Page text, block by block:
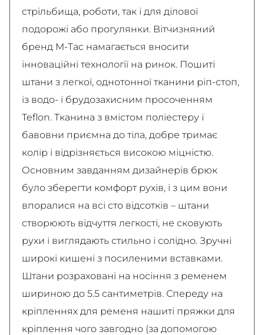
стрільбища, роботи, так і для ділової
подорожі або прогулянки. Вітчизняний
бренд M-Tac намагається вносити
інноваційні технології на ринок. Пошиті
штани з легкої, однотонної тканини ріп-стоп,
із водо- і брудозахисним просоченням
Teflon. Тканина з вмістом поліестеру і
бавовни приємна до тіла, добре тримає
колір і відрізняється високою міцністю.
Основним завданням дизайнерів брюк
було зберегти комфорт рухів, і з цим вони
впоралися на всі сто відсотків – штани
створюють відчуття легкості, не сковують
рухи і виглядають стильно і солідно. Зручні
широкі кишені з посиленими вставками.
Штани розраховані на носіння з ременем
шириною до 5.5 сантиметрів. Спереду на
кріпленнях для ременя нашиті пряжки для
кріплення чого завгодно (за допомогою